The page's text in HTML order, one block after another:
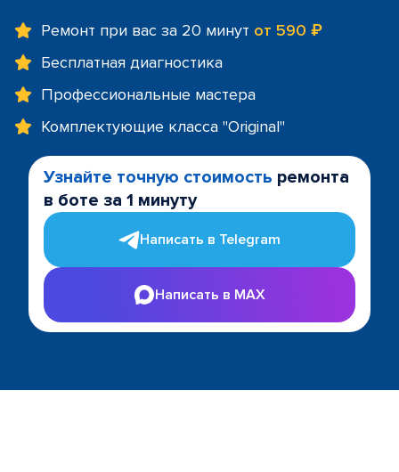
Ремонт при вас за 20 минут от 590 ₽
Бесплатная диагностика
Профессиональные мастера
Комплектующие класса "Original"
Узнайте точную стоимость ремонта
в боте за 1 минуту
Написать в Telegram
Написать в MAX